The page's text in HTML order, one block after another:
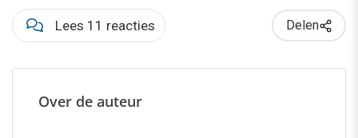
Lees 11 reacties Delen
Over de auteur